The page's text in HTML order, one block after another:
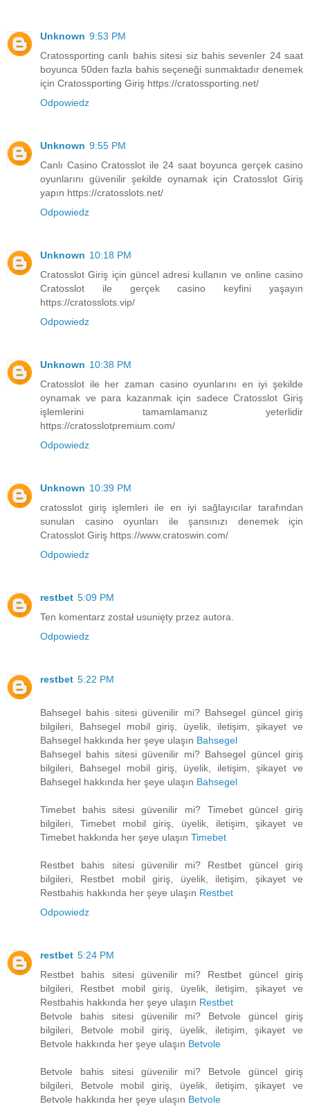
Unknown 9:53 PM
Cratossporting canlı bahis sitesi siz bahis sevenler 24 saat
boyunca 50den fazla bahis seçeneği sunmaktadır denemek
için Cratossporting Giriş https://cratossporting.net/
Odpowiedz
Unknown 9:55 PM
Canlı Casino Cratosslot ile 24 saat boyunca gerçek casino
oyunlarını güvenilir şekilde oynamak için Cratosslot Giriş
yapın https://cratosslots.net/
Odpowiedz
Unknown 10:18 PM
Cratosslot Giriş için güncel adresi kullanın ve online casino
Cratosslot ile gerçek casino keyfini yaşayın
https://cratosslots.vip/
Odpowiedz
Unknown 10:38 PM
Cratosslot ile her zaman casino oyunlarını en iyi şekilde
oynamak ve para kazanmak için sadece Cratosslot Giriş
işlemlerini tamamlamanız yeterlidir
https://cratosslotpremium.com/
Odpowiedz
Unknown 10:39 PM
cratosslot giriş işlemleri ile en iyi sağlayıcılar tarafından
sunulan casino oyunları ile şansınızı denemek için
Cratosslot Giriş https://www.cratoswin.com/
Odpowiedz
restbet 5:09 PM
Ten komentarz został usunięty przez autora.
Odpowiedz
restbet 5:22 PM
Bahsegel bahis sitesi güvenilir mi? Bahsegel güncel giriş
bilgileri, Bahsegel mobil giriş, üyelik, iletişim, şikayet ve
Bahsegel hakkında her şeye ulaşın Bahsegel
Bahsegel bahis sitesi güvenilir mi? Bahsegel güncel giriş
bilgileri, Bahsegel mobil giriş, üyelik, iletişim, şikayet ve
Bahsegel hakkında her şeye ulaşın Bahsegel
Timebet bahis sitesi güvenilir mi? Timebet güncel giriş
bilgileri, Timebet mobil giriş, üyelik, iletişim, şikayet ve
Timebet hakkında her şeye ulaşın Timebet
Restbet bahis sitesi güvenilir mi? Restbet güncel giriş
bilgileri, Restbet mobil giriş, üyelik, iletişim, şikayet ve
Restbahis hakkında her şeye ulaşın Restbet
Odpowiedz
restbet 5:24 PM
Restbet bahis sitesi güvenilir mi? Restbet güncel giriş
bilgileri, Restbet mobil giriş, üyelik, iletişim, şikayet ve
Restbahis hakkında her şeye ulaşın Restbet
Betvole bahis sitesi güvenilir mi? Betvole güncel giriş
bilgileri, Betvole mobil giriş, üyelik, iletişim, şikayet ve
Betvole hakkında her şeye ulaşın Betvole
Betvole bahis sitesi güvenilir mi? Betvole güncel giriş
bilgileri, Betvole mobil giriş, üyelik, iletişim, şikayet ve
Betvole hakkında her şeye ulaşın Betvole